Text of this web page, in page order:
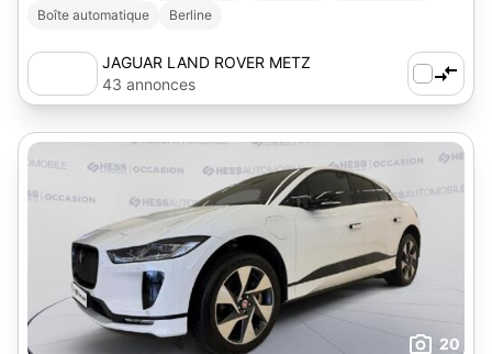
Boîte automatique
Berline
JAGUAR LAND ROVER METZ
43 annonces
20